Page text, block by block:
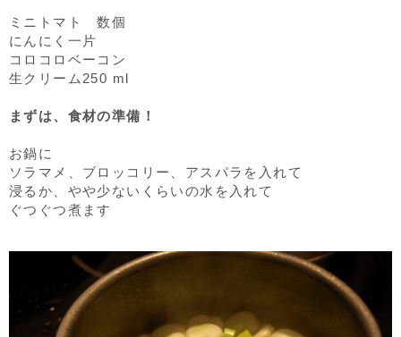
ミニトマト 数個
にんにく一片
コロコロベーコン
生クリーム250 ml
まずは、食材の準備！
お鍋に
ソラマメ、ブロッコリー、アスパラを入れて
浸るか、やや少ないくらいの水を入れて
ぐつぐつ煮ます